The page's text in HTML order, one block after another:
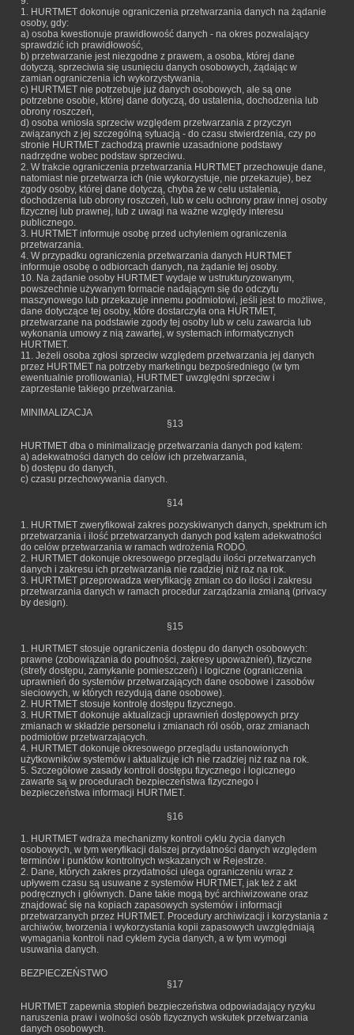
1. HURTMET dokonuje ograniczenia przetwarzania danych na żądanie
osoby, gdy:
a) osoba kwestionuje prawidłowość danych - na okres pozwalający
sprawdzić ich prawidłowość,
b) przetwarzanie jest niezgodne z prawem, a osoba, której dane
dotyczą, sprzeciwia się usunięciu danych osobowych, żądając w
zamian ograniczenia ich wykorzystywania,
c) HURTMET nie potrzebuje już danych osobowych, ale są one
potrzebne osobie, której dane dotyczą, do ustalenia, dochodzenia lub
obrony roszczeń,
d) osoba wniosła sprzeciw względem przetwarzania z przyczyn
związanych z jej szczególną sytuacją - do czasu stwierdzenia, czy po
stronie HURTMET zachodzą prawnie uzasadnione podstawy
nadrzędne wobec podstaw sprzeciwu.
2. W trakcie ograniczenia przetwarzania HURTMET przechowuje dane,
natomiast nie przetwarza ich (nie wykorzystuje, nie przekazuje), bez
zgody osoby, której dane dotyczą, chyba że w celu ustalenia,
dochodzenia lub obrony roszczeń, lub w celu ochrony praw innej osoby
fizycznej lub prawnej, lub z uwagi na ważne względy interesu
publicznego.
3. HURTMET informuje osobę przed uchyleniem ograniczenia
przetwarzania.
4. W przypadku ograniczenia przetwarzania danych HURTMET
informuje osobę o odbiorcach danych, na żądanie tej osoby.
10. Na żądanie osoby HURTMET wydaje w ustrukturyzowanym,
powszechnie używanym formacie nadającym się do odczytu
maszynowego lub przekazuje innemu podmiotowi, jeśli jest to możliwe,
dane dotyczące tej osoby, które dostarczyła ona HURTMET,
przetwarzane na podstawie zgody tej osoby lub w celu zawarcia lub
wykonania umowy z nią zawartej, w systemach informatycznych
HURTMET.
11. Jeżeli osoba zgłosi sprzeciw względem przetwarzania jej danych
przez HURTMET na potrzeby marketingu bezpośredniego (w tym
ewentualnie profilowania), HURTMET uwzględni sprzeciw i
zaprzestanie takiego przetwarzania.
MINIMALIZACJA
§13
HURTMET dba o minimalizację przetwarzania danych pod kątem:
a) adekwatności danych do celów ich przetwarzania,
b) dostępu do danych,
c) czasu przechowywania danych.
§14
1. HURTMET zweryfikował zakres pozyskiwanych danych, spektrum ich
przetwarzania i ilość przetwarzanych danych pod kątem adekwatności
do celów przetwarzania w ramach wdrożenia RODO.
2. HURTMET dokonuje okresowego przeglądu ilości przetwarzanych
danych i zakresu ich przetwarzania nie rzadziej niż raz na rok.
3. HURTMET przeprowadza weryfikację zmian co do ilości i zakresu
przetwarzania danych w ramach procedur zarządzania zmianą (privacy
by design).
§15
1. HURTMET stosuje ograniczenia dostępu do danych osobowych:
prawne (zobowiązania do poufności, zakresy upoważnień), fizyczne
(strefy dostępu, zamykanie pomieszczeń) i logiczne (ograniczenia
uprawnień do systemów przetwarzających dane osobowe i zasobów
sieciowych, w których rezydują dane osobowe).
2. HURTMET stosuje kontrolę dostępu fizycznego.
3. HURTMET dokonuje aktualizacji uprawnień dostępowych przy
zmianach w składzie personelu i zmianach ról osób, oraz zmianach
podmiotów przetwarzających.
4. HURTMET dokonuje okresowego przeglądu ustanowionych
użytkowników systemów i aktualizuje ich nie rzadziej niż raz na rok.
5. Szczegółowe zasady kontroli dostępu fizycznego i logicznego
zawarte są w procedurach bezpieczeństwa fizycznego i
bezpieczeństwa informacji HURTMET.
§16
1. HURTMET wdraża mechanizmy kontroli cyklu życia danych
osobowych, w tym weryfikacji dalszej przydatności danych względem
terminów i punktów kontrolnych wskazanych w Rejestrze.
2. Dane, których zakres przydatności ulega ograniczeniu wraz z
upływem czasu są usuwane z systemów HURTMET, jak też z akt
podręcznych i głównych. Dane takie mogą być archiwizowane oraz
znajdować się na kopiach zapasowych systemów i informacji
przetwarzanych przez HURTMET. Procedury archiwizacji i korzystania z
archiwów, tworzenia i wykorzystania kopii zapasowych uwzględniają
wymagania kontroli nad cyklem życia danych, a w tym wymogi
usuwania danych.
BEZPIECZEŃSTWO
§17
HURTMET zapewnia stopień bezpieczeństwa odpowiadający ryzyku
naruszenia praw i wolności osób fizycznych wskutek przetwarzania
danych osobowych.